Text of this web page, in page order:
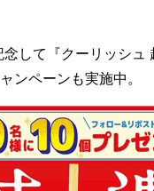
して『クーリッシュ
ンペーンも実施中。